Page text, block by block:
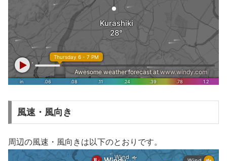
風速・風向き
周辺の風速・風向きは以下のとおりです。